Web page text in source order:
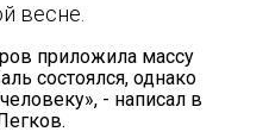
весне.
приложила массу
состоялся, однако
- написал в